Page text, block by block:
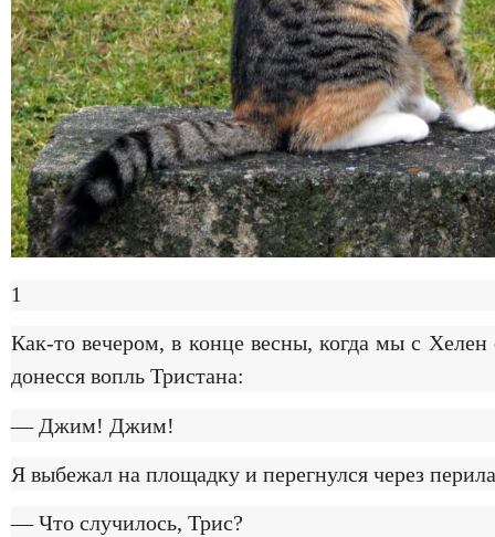
1
Как-то вечером, в конце весны, когда мы с
донесся вопль Тристана:
— Джим! Джим!
Я выбежал на площадку и перегнулся через
— Что случилось, Трис?